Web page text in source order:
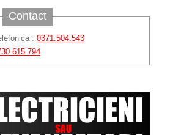
Contact
: 0371.504.543
615 794